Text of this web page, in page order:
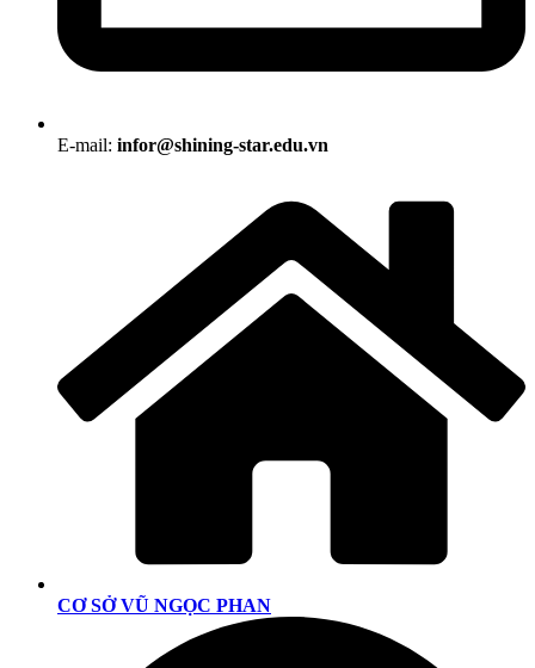
E-mail: infor@shining-star.edu.vn
CƠ SỞ VŨ NGỌC PHAN